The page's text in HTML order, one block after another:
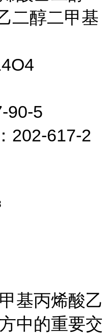
二醇二甲基
90-5
202-617-2
基丙烯酸乙
中的重要交